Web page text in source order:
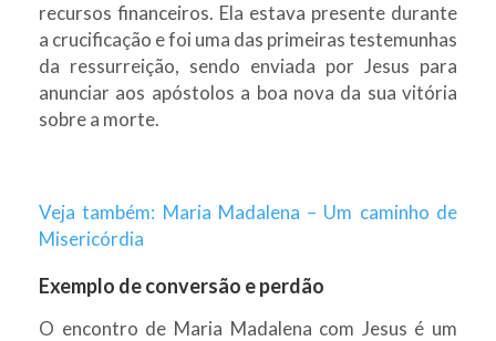
recursos financeiros. Ela estava presente durante
a crucificação e foi uma das primeiras testemunhas
da ressurreição, sendo enviada por Jesus para
anunciar aos apóstolos a boa nova da sua vitória
sobre a morte.
Veja também: Maria Madalena – Um caminho de
Misericórdia
Exemplo de conversão e perdão
O encontro de Maria Madalena com Jesus é um